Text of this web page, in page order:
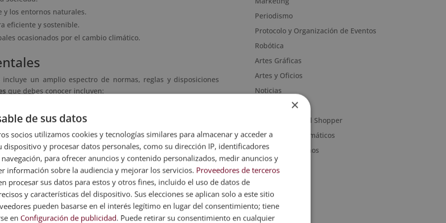
los entornos naturales.
eficiente y sostenible.
ocasionados por el cambio climático.
un amplio espectro de normas, reglas y disposiciones
que debes conocer incluyen:
responsabilidad a la hora de prevenir, evitar y reparar daños
los límites establecidos en cuanto a contaminación acústica y
de esta ley es definir las obligaciones que tienen las
incluye cantidad, por supuesto, pero también otros detalles
causen o puedan causar vertidos están obligadas a gestionar
Periodismo
Protocolo y Organización de Eventos
Robótica
Artes Gráficas
Artes y Oficios
Noticias
Moda & Personal Shopper
Programas informáticos
Recursos Humanos
×
de sus datos
socios utilizamos cookies y tecnologías similares para almacenar y acceder a
dispositivo y procesar datos personales, como su dirección IP, identificadores
para ofrecer anuncios y contenido personalizados, medir anuncios y
información sobre la audiencia y mejorar los servicios. Proveedores de terceros
procesar sus datos para estos y otros fines, incluido el uso de datos de
y características del dispositivo. Sus elecciones se aplican solo a este sitio
pueden basarse en el interés legítimo en lugar del consentimiento; tiene
en Configuración de publicidad. Puede retirar su consentimiento en cualquier